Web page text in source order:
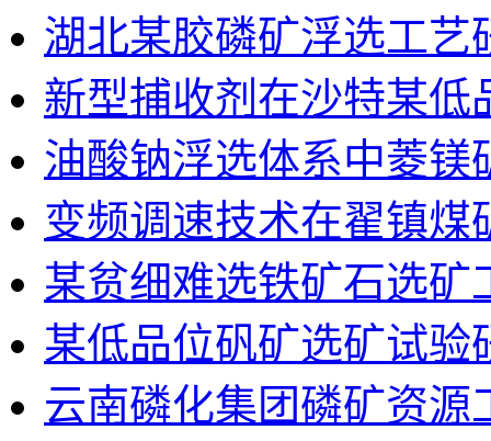
湖北某胶磷矿浮选工艺
新型捕收剂在沙特某
油酸钠浮选体系中菱镁
变频调速技术在翟镇煤
某贫细难选铁矿石选矿
某低品位矾矿选矿试验
云南磷化集团磷矿资